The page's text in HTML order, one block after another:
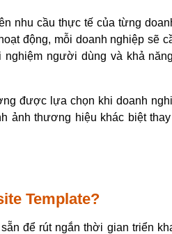
nhu cầu thực tế của từng
động, mỗi doanh nghiệp sẽ
người dùng và khả
được lựa chọn khi doanh
ảnh thương hiệu khác biệt
Template?
để rút ngắn thời gian triển